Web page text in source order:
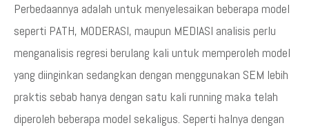
Perbedaannya adalah untuk menyelesaikan beberapa model
seperti PATH, MODERASI, maupun MEDIASI analisis perlu
menganalisis regresi berulang kali untuk memperoleh model
yang diinginkan sedangkan dengan menggunakan SEM lebih
praktis sebab hanya dengan satu kali running maka telah
diperoleh beberapa model sekaligus. Seperti halnya dengan